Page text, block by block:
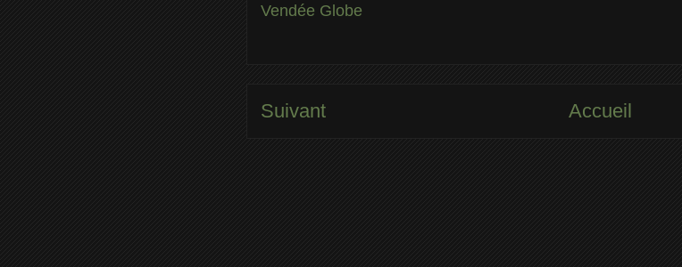
Vendée Globe
Suivant Accueil